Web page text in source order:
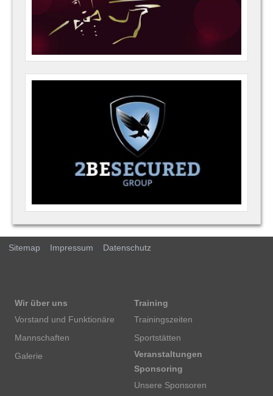
Sitemap Impressum Datenschutz
Wir über uns
Vorstand und Funktionäre
Mannschaften
Galerie
Training
Trainingszeiten
Sportstätten
Veranstaltungen
Sponsoring
Unsere Sponsoren